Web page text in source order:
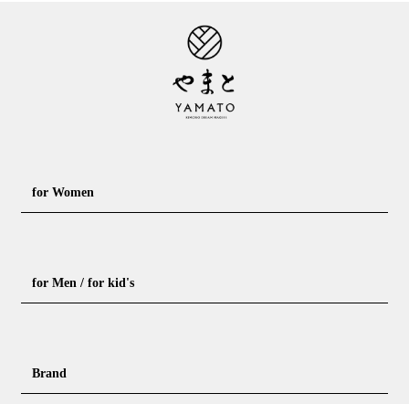
for Women
Casual kimono Outerwear
for Men / for kid's
Men's Yukata Obi for men
Brand